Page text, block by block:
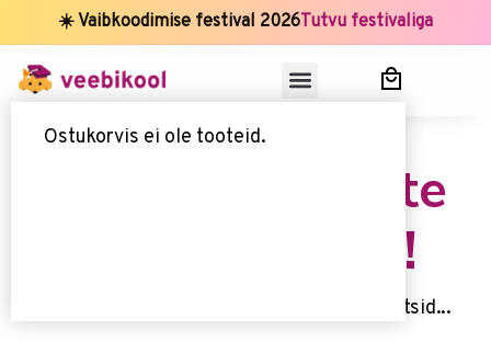
☀️ Vaibkoodimise festival 2026Tutvu festivaliga
Ostukorvis ei ole tooteid.
Uups, seda lehte
kahjuks ei ole!
Kahjuks me ei leidnud 't seda lehte, mida otsid...